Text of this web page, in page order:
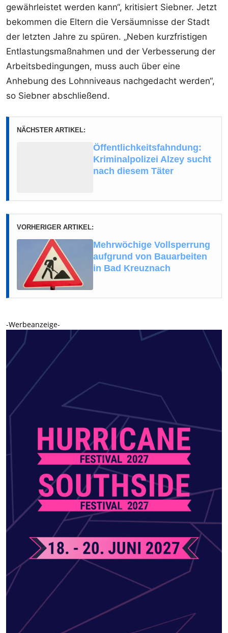
gewährleistet werden kann“, kritisiert Siebner. Jetzt
bekommen die Eltern die Versäumnisse der Stadt
der letzten Jahre zu spüren. „Neben kurzfristigen
Entlastungsmaßnahmen und der Verbesserung der
Arbeitsbedingungen, muss auch über eine
Anhebung des Lohnniveaus nachgedacht werden“,
so Siebner abschließend.
NÄCHSTER ARTIKEL:
Öffentlichkeitsfahndung:
Kriminalpolizei Alzey sucht
nach diesem Täter
VORHERIGER ARTIKEL:
Mehrwöchige Vollsperrung
aufgrund von Bauarbeiten
in Bad Kreuznach
-Werbeanzeige-